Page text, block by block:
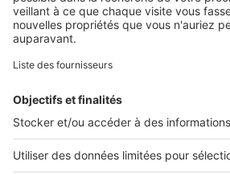
Retrouvez-nous sur ...
L'ENTREPRISE
Qui sommes-nous ?
Nous contacter
Nous recrutons